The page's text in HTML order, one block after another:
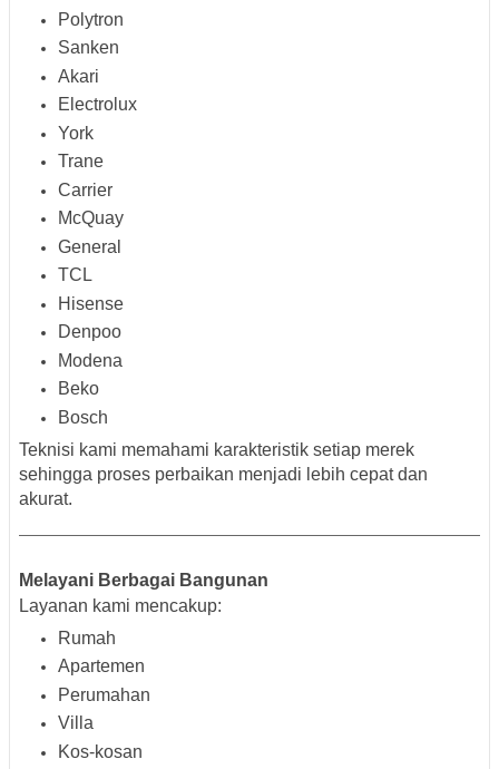
Polytron
Sanken
Akari
Electrolux
York
Trane
Carrier
McQuay
General
TCL
Hisense
Denpoo
Modena
Beko
Bosch
Teknisi kami memahami karakteristik setiap merek
sehingga proses perbaikan menjadi lebih cepat dan
akurat.
Melayani Berbagai Bangunan
Layanan kami mencakup:
Rumah
Apartemen
Perumahan
Villa
Kos-kosan